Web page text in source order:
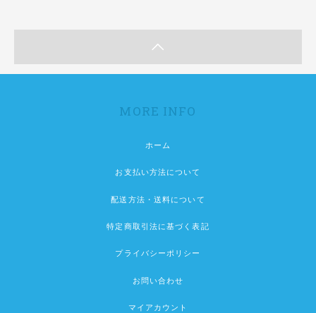
MORE INFO
ホーム
お支払い方法について
配送方法・送料について
特定商取引法に基づく表記
プライバシーポリシー
お問い合わせ
マイアカウント